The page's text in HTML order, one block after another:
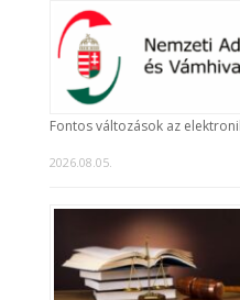
Fontos változások az
2026.08.05.